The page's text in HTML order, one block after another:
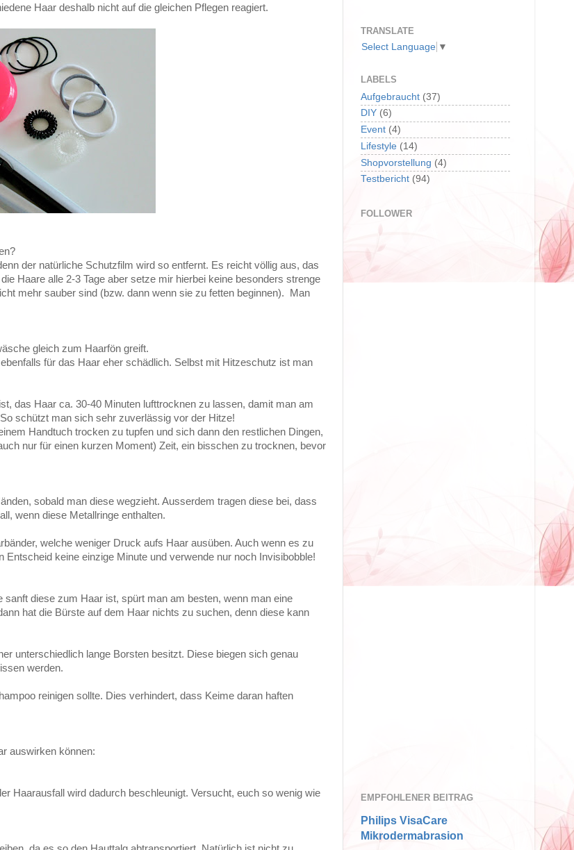
Haar deshalb nicht auf die gleichen Pflegen reagiert.
der natürliche Schutzfilm wird so entfernt. Es reicht völlig aus, das
Haare alle 2-3 Tage aber setze mir hierbei keine besonders strenge
mehr sauber sind (bzw. dann wenn sie zu fetten beginnen). Man
gleich zum Haarfön greift.
für das Haar eher schädlich. Selbst mit Hitzeschutz ist man
das Haar ca. 30-40 Minuten lufttrocknen zu lassen, damit man am
schützt man sich sehr zuverlässig vor der Hitze!
Handtuch trocken zu tupfen und sich dann den restlichen Dingen,
nur für einen kurzen Moment) Zeit, ein bisschen zu trocknen, bevor
sobald man diese wegzieht. Ausserdem tragen diese bei, dass
wenn diese Metallringe enthalten.
welche weniger Druck aufs Haar ausüben. Auch wenn es zu
keine einzige Minute und verwende nur noch Invisibobble!
diese zum Haar ist, spürt man am besten, wenn man eine
hat die Bürste auf dem Haar nichts zu suchen, denn diese kann
unterschiedlich lange Borsten besitzt. Diese biegen sich genau
werden.
reinigen sollte. Dies verhindert, dass Keime daran haften
auswirken können:
Haarausfall wird dadurch beschleunigt. Versucht, euch so wenig wie
TRANSLATE
Select Language ▼
LABELS
Aufgebraucht (37)
DIY (6)
Event (4)
Lifestyle (14)
Shopvorstellung (4)
Testbericht (94)
FOLLOWER
EMPFOHLENER BEITRAG
Philips VisaCare
Mikrodermabrasion